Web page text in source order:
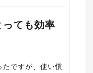
ても効率
たですが、使い慣